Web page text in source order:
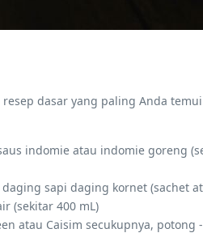
dasar yang paling Anda
indomie atau indomie goreng
daging sapi daging kornet (sachet
(sekitar 400 mL)
atau Caisim secukupnya, potong